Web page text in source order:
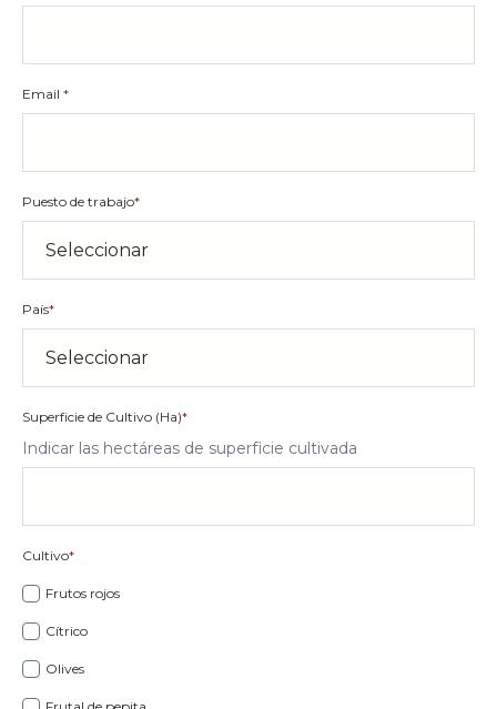
Email *
Puesto de trabajo*
País*
Superficie de Cultivo (Ha)*
Indicar las hectáreas de superficie cultivada
Cultivo*
Frutos rojos
Cítrico
Olives